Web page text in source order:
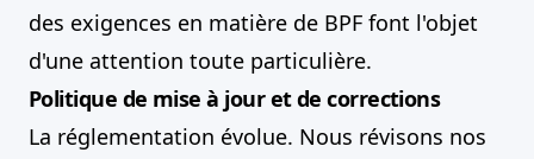
des exigences en matière de BPF font l'objet
d'une attention toute particulière.
Politique de mise à jour et de corrections
La réglementation évolue. Nous révisons nos